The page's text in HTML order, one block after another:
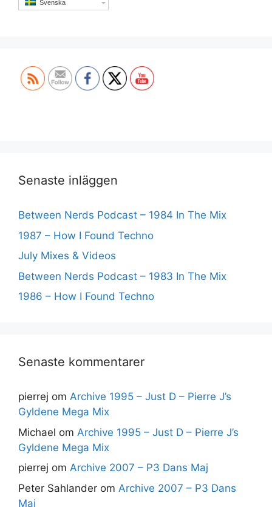
Svenska
Senaste inläggen
Between Nerds Podcast – 1984 In The Mix
1987 – How I Found Techno
July Mixes & Videos
Between Nerds Podcast – 1983 In The Mix
1986 – How I Found Techno
Senaste kommentarer
pierrej om Archive 1995 – Just D – Pierre J’s
Gyldene Mega Mix
Michael om Archive 1995 – Just D – Pierre J’s
Gyldene Mega Mix
pierrej om Archive 2007 – P3 Dans Maj
Peter Sahlander om Archive 2007 – P3 Dans
Maj